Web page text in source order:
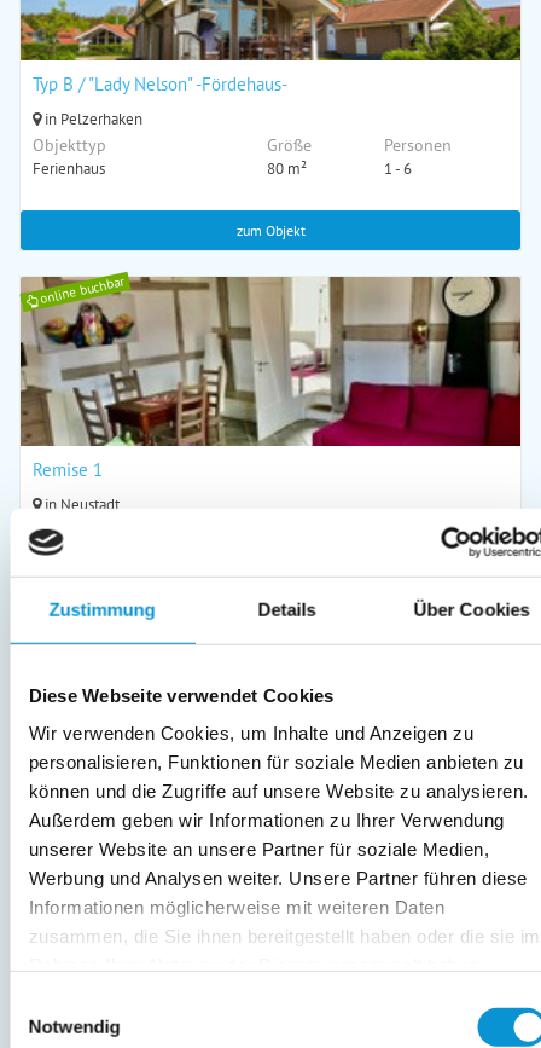
Zustimmung Details Über Cookies
Diese Webseite verwendet Cookies
Wir verwenden Cookies, um Inhalte und Anzeigen zu
personalisieren, Funktionen für soziale Medien anbieten zu
können und die Zugriffe auf unsere Website zu analysieren.
Außerdem geben wir Informationen zu Ihrer Verwendung
unserer Website an unsere Partner für soziale Medien,
Werbung und Analysen weiter. Unsere Partner führen diese
Informationen möglicherweise mit weiteren Daten
zusammen, die Sie ihnen bereitgestellt haben oder die sie im
Notwendig
Typ B / "Lady Nelson" -Fördehaus-
in Pelzerhaken
Objekttyp
Ferienhaus
Größe
80 m²
Personen
1 - 6
zum Objekt
online buchbar
Remise 1
in Neustadt
Objekttyp
Ferienwohnung
Personen
zum Objekt
Seepferdchen Wulkje
in Sierksdorf
Objekttyp
Ferienwohnung
Größe
54 m²
Personen
1 - 6